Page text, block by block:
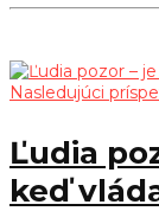
Nasledujúci
Ľudia
keď